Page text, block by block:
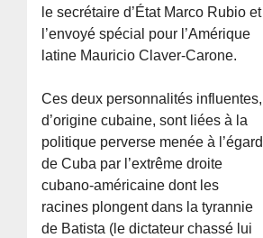
le secrétaire d’État Marco Rubio et
l’envoyé spécial pour l’Amérique
latine Mauricio Claver-Carone.
Ces deux personnalités influentes,
d’origine cubaine, sont liées à la
politique perverse menée à l’égard
de Cuba par l’extrême droite
cubano-américaine dont les
racines plongent dans la tyrannie
de Batista (le dictateur chassé lui